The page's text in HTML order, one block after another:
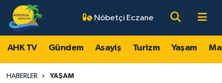
Nöbetçi Eczane
AHK TV Gündem Asayiş Turizm Yaşam
HABERLER YAŞAM
AHK TV
Gündem
Antalya Nöbetçi Eczaneler
Antalya Hava Durumu